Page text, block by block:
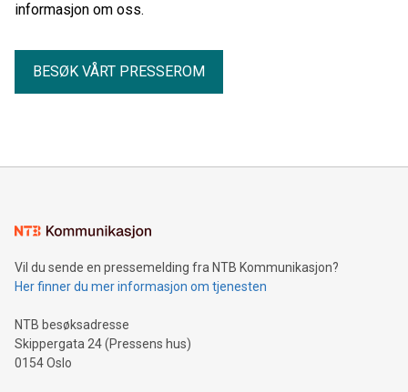
informasjon om oss.
BESØK VÅRT PRESSEROM
Vil du sende en pressemelding fra NTB Kommunikasjon?
Her finner du mer informasjon om tjenesten
NTB besøksadresse
Skippergata 24 (Pressens hus)
0154 Oslo